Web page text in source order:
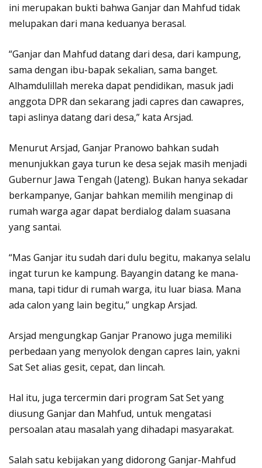
ini merupakan bukti bahwa Ganjar dan Mahfud tidak
melupakan dari mana keduanya berasal.
“Ganjar dan Mahfud datang dari desa, dari kampung,
sama dengan ibu-bapak sekalian, sama banget.
Alhamdulillah mereka dapat pendidikan, masuk jadi
anggota DPR dan sekarang jadi capres dan cawapres,
tapi aslinya datang dari desa,” kata Arsjad.
Menurut Arsjad, Ganjar Pranowo bahkan sudah
menunjukkan gaya turun ke desa sejak masih menjadi
Gubernur Jawa Tengah (Jateng). Bukan hanya sekadar
berkampanye, Ganjar bahkan memilih menginap di
rumah warga agar dapat berdialog dalam suasana
yang santai.
“Mas Ganjar itu sudah dari dulu begitu, makanya selalu
ingat turun ke kampung. Bayangin datang ke mana-
mana, tapi tidur di rumah warga, itu luar biasa. Mana
ada calon yang lain begitu,” ungkap Arsjad.
Arsjad mengungkap Ganjar Pranowo juga memiliki
perbedaan yang menyolok dengan capres lain, yakni
Sat Set alias gesit, cepat, dan lincah.
Hal itu, juga tercermin dari program Sat Set yang
diusung Ganjar dan Mahfud, untuk mengatasi
persoalan atau masalah yang dihadapi masyarakat.
Salah satu kebijakan yang didorong Ganjar-Mahfud